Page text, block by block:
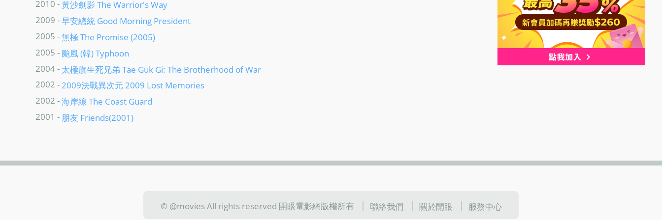
2010 -黃沙劍影 The Warrior's Way
2009 -早安總統 Good Morning President
2005 -無極 The Promise (2005)
2005 - 颱風 (韓) Typhoon
2004 - 太極旗生死兄弟 Tae Guk Gi: The Brotherhood of War
2002 -2009決戰異次元 2009 Lost Memories
2002 -海岸線 The Coast Guard
2001 - 朋友 Friends(2001)
© @movies All rights reserved 開眼電影網版權所有 聯絡我們 關於開眼 服務中心